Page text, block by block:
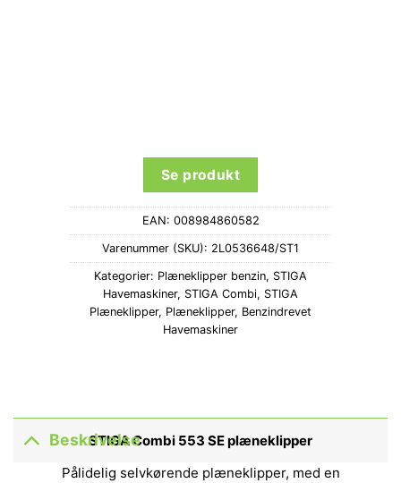
Se produkt
EAN: 008984860582
Varenummer (SKU): 2L0536648/ST1
Kategorier: Plæneklipper benzin, STIGA
Havemaskiner, STIGA Combi, STIGA
Plæneklipper, Plæneklipper, Benzindrevet
Havemaskiner
Beskrivelse
STIGA Combi 553 SE plæneklipper
Pålidelig selvkørende plæneklipper, med en